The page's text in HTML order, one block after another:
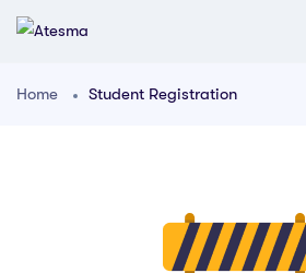
Home Student Registration